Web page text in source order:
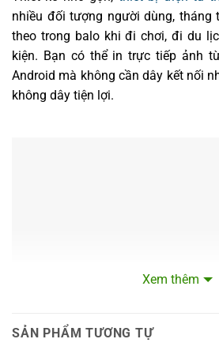
nhiều đối tượng người dùng, tháng
theo trong balo khi đi chơi, đi du
kiện. Bạn có thể in trực tiếp ảnh
Android mà không cần dây kết nối
không dây tiện lợi.
Xem thêm
SẢN PHẨM TƯƠNG TỰ